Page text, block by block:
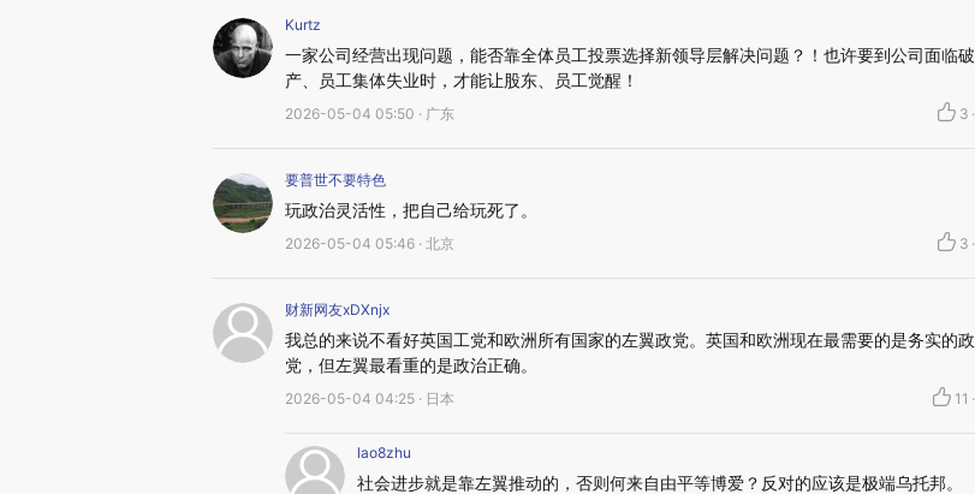
Kurtz
一家公司经营出现问题，能否靠全体员工投票选择新领导层解决问题？！也许要到公司面临破
产、员工集体失业时，才能让股东、员工觉醒！
2026-05-04 05:50 · 广东 3 ·
要普世不要特色
玩政治灵活性，把自己给玩死了。
2026-05-04 05:46 · 北京 3 ·
财新网友xDXnjx
我总的来说不看好英国工党和欧洲所有国家的左翼政党。英国和欧洲现在最需要的是务实的政
党，但左翼最看重的是政治正确。
2026-05-04 04:25 · 日本 11 ·
lao8zhu
社会进步就是靠左翼推动的，否则何来自由平等博爱？反对的应该是极端乌托邦。